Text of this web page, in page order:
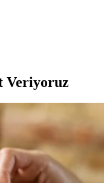
Veriyoruz